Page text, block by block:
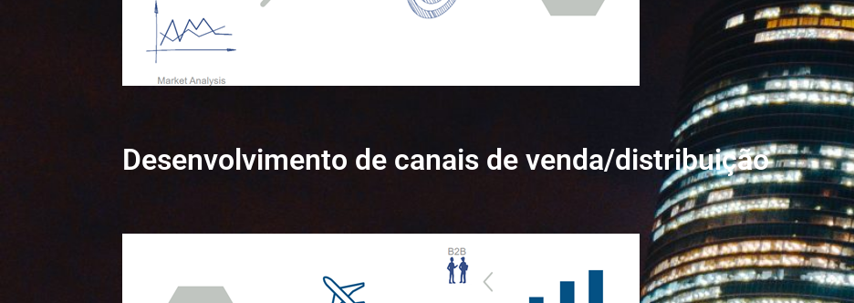
Desenvolvimento de canais de venda/distribuição